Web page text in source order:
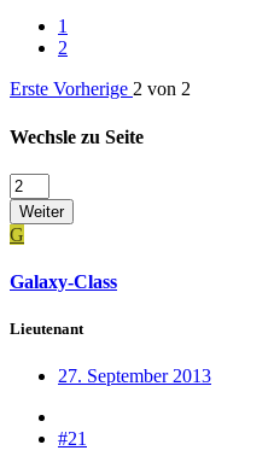
1
2
Erste Vorherige 2 von 2
Wechsle zu Seite
Weiter
G
Galaxy-Class
Lieutenant
27. September 2013
#21